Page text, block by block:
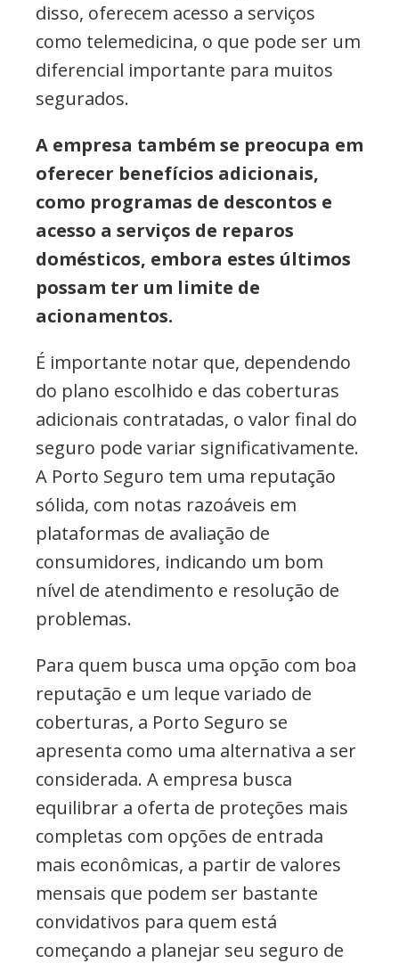
disso, oferecem acesso a serviços
como telemedicina, o que pode ser um
diferencial importante para muitos
segurados.
A empresa também se preocupa em
oferecer benefícios adicionais,
como programas de descontos e
acesso a serviços de reparos
domésticos, embora estes últimos
possam ter um limite de
acionamentos.
É importante notar que, dependendo
do plano escolhido e das coberturas
adicionais contratadas, o valor final do
seguro pode variar significativamente.
A Porto Seguro tem uma reputação
sólida, com notas razoáveis em
plataformas de avaliação de
consumidores, indicando um bom
nível de atendimento e resolução de
problemas.
Para quem busca uma opção com boa
reputação e um leque variado de
coberturas, a Porto Seguro se
apresenta como uma alternativa a ser
considerada. A empresa busca
equilibrar a oferta de proteções mais
completas com opções de entrada
mais econômicas, a partir de valores
mensais que podem ser bastante
convidativos para quem está
começando a planejar seu seguro de